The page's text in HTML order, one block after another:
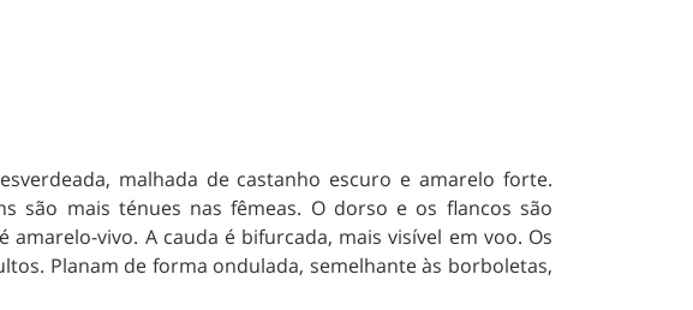
malhada de castanho escuro e amarelo forte.
são mais ténues nas fêmeas. O dorso e os flancos são
vivo. A cauda é bifurcada, mais visível em voo. Os
Planam de forma ondulada, semelhante às borboletas,